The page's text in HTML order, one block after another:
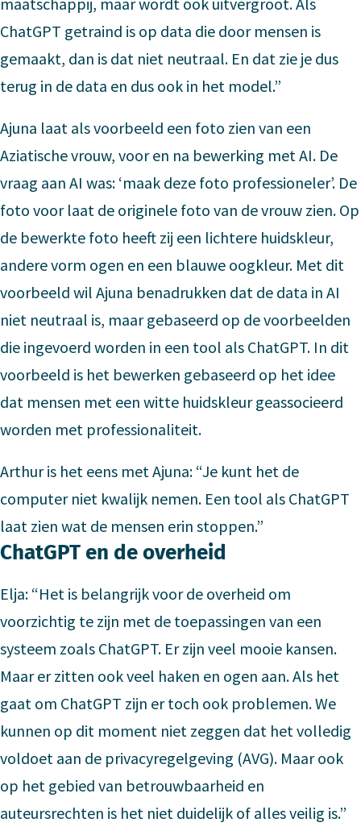
ChatGPT getraind is op data die door mensen is
gemaakt, dan is dat niet neutraal. En dat zie je dus
terug in de data en dus ook in het model.”
Ajuna laat als voorbeeld een foto zien van een
Aziatische vrouw, voor en na bewerking met AI. De
vraag aan AI was: ‘maak deze foto professioneler’. De
foto voor laat de originele foto van de vrouw zien. Op
de bewerkte foto heeft zij een lichtere huidskleur,
andere vorm ogen en een blauwe oogkleur. Met dit
voorbeeld wil Ajuna benadrukken dat de data in AI
niet neutraal is, maar gebaseerd op de voorbeelden
die ingevoerd worden in een tool als ChatGPT. In dit
voorbeeld is het bewerken gebaseerd op het idee
dat mensen met een witte huidskleur geassocieerd
worden met professionaliteit.
Arthur is het eens met Ajuna: “Je kunt het de
computer niet kwalijk nemen. Een tool als ChatGPT
laat zien wat de mensen erin stoppen.”
ChatGPT en de overheid
Elja: “Het is belangrijk voor de overheid om
voorzichtig te zijn met de toepassingen van een
systeem zoals ChatGPT. Er zijn veel mooie kansen.
Maar er zitten ook veel haken en ogen aan. Als het
gaat om ChatGPT zijn er toch ook problemen. We
kunnen op dit moment niet zeggen dat het volledig
voldoet aan de privacyregelgeving (AVG). Maar ook
op het gebied van betrouwbaarheid en
auteursrechten is het niet duidelijk of alles veilig is.”